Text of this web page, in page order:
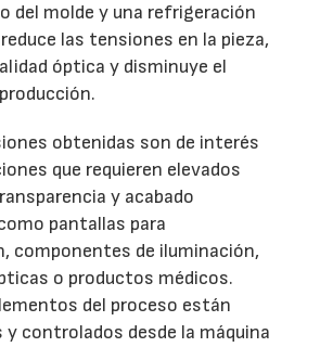
del molde y una refrigeración
las tensiones en la pieza,
óptica y disminuye el
obtenidas son de interés
que requieren elevados
y acabado
pantallas para
componentes de iluminación,
o productos médicos.
del proceso están
controlados desde la máquina